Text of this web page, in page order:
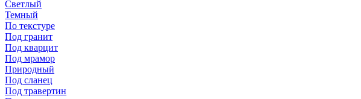
Светлый
Темный
По текстуре
Под гранит
Под кварцит
Под мрамор
Природный
Под сланец
Под травертин